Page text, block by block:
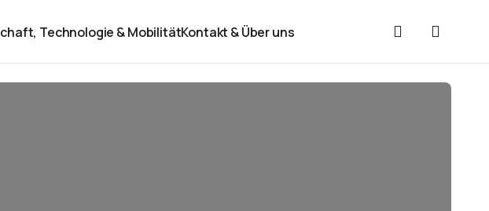
Technologie & MobilitätKontakt & Über uns